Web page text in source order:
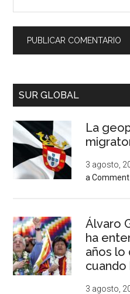
SUR GLOBAL
La
3 agosto,
a Comment
Álvaro
ha
años lo
cuando
3 agosto,